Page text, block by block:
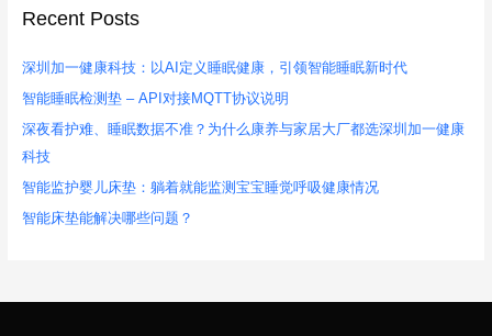
Recent Posts
深圳加一健康科技：以AI定义睡眠健康，引领智能睡眠新时代
智能睡眠检测垫 – API对接MQTT协议说明
深夜看护难、睡眠数据不准？为什么康养与家居大厂都选深圳加一健康
科技
智能监护婴儿床垫：躺着就能监测宝宝睡觉呼吸健康情况
智能床垫能解决哪些问题？